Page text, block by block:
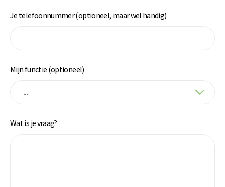
Je telefoonnummer (optioneel, maar wel handig)
Mijn functie (optioneel)
Wat is je vraag?